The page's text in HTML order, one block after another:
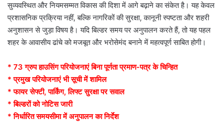
सुव्यवस्थित और नियमसम्मत विकास की दिशा में आगे बढ़ाने का संकेत है। यह केवल
प्रशासनिक प्रक्रिया नहीं, बल्कि नागरिकों की सुरक्षा, कानूनी स्पष्टता और शहरी
अनुशासन से जुड़ा विषय है। यदि बिल्डर समय पर अनुपालन करते हैं, तो यह पहल
शहर के आवासीय ढांचे को मजबूत और भरोसेमंद बनाने में महत्वपूर्ण साबित होगी।
* 73 ग्रुप हाउसिंग परियोजनाएं बिना पूर्णता प्रमाण-पत्र के चिन्हित
* प्रमुख परियोजनाएं भी सूची में शामिल
* फायर सेफ्टी, पार्किंग, लिफ्ट सुरक्षा पर सवाल
* बिल्डरों को नोटिस जारी
* निर्धारित समयसीमा में अनुपालन का निर्देश